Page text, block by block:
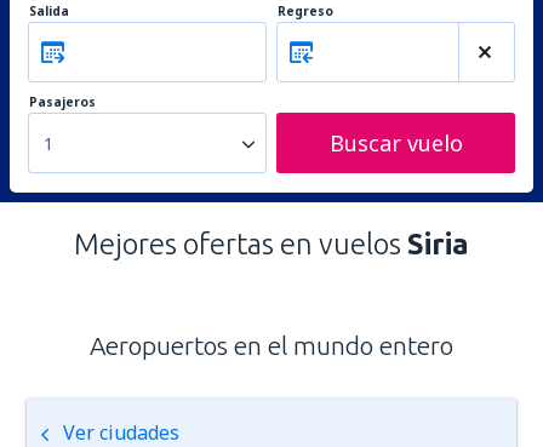
Salida Regreso
Pasajeros
1 Buscar vuelo
Mejores ofertas en vuelos Siria
Aeropuertos en el mundo entero
Ver ciudades